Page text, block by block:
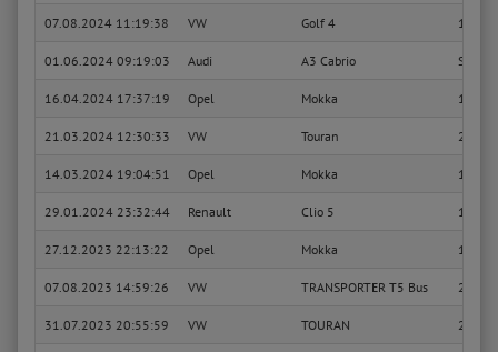
07.08.2024 11:19:38 VW Golf 4 1.4
01.06.2024 09:19:03 Audi A3 Cabrio S3
16.04.2024 17:37:19 Opel Mokka 1.4
21.03.2024 12:30:33 VW Touran 2.0
14.03.2024 19:04:51 Opel Mokka 1.4
29.01.2024 23:32:44 Renault Clio 5 1.3
27.12.2023 22:13:22 Opel Mokka 1.4
07.08.2023 14:59:26 VW TRANSPORTER T5 Bus 2.5
31.07.2023 20:55:59 VW TOURAN 2.0